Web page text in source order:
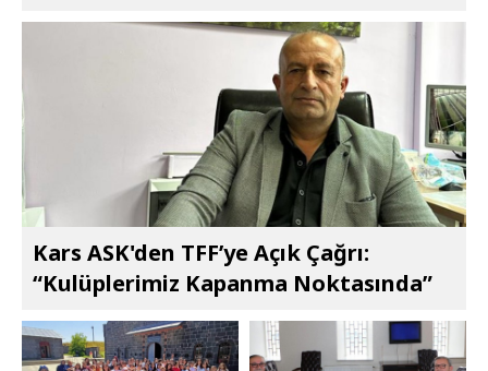
Kars ASK'den TFF’ye Açık Çağrı:
“Kulüplerimiz Kapanma Noktasında”